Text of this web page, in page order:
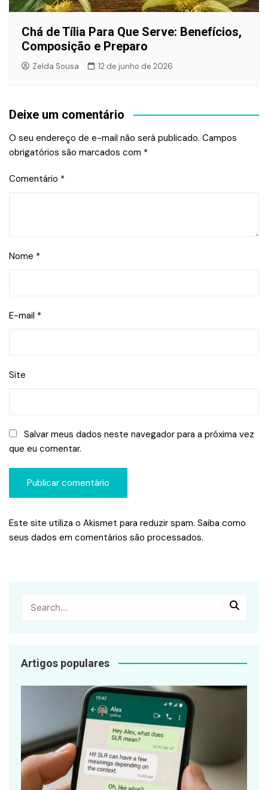
Chá de Tília Para Que Serve: Benefícios,
Composição e Preparo
Zelda Sousa 12 de junho de 2026
Deixe um comentário
O seu endereço de e-mail não será publicado. Campos
obrigatórios são marcados com *
Comentário *
Nome *
E-mail *
Site
Salvar meus dados neste navegador para a próxima vez
que eu comentar.
Este site utiliza o Akismet para reduzir spam. Saiba como
seus dados em comentários são processados.
Artigos populares